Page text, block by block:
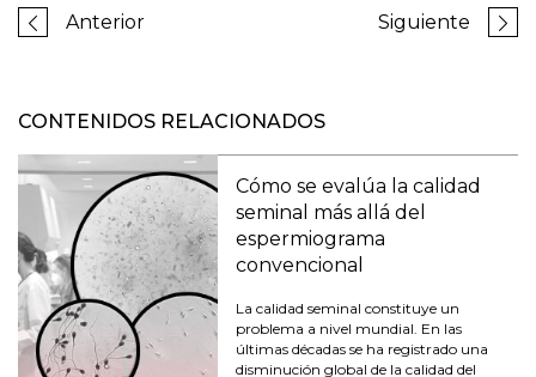
Anterior Siguiente
CONTENIDOS RELACIONADOS
Cómo se evalúa la calidad
seminal más allá del
espermiograma
convencional
La calidad seminal constituye un
problema a nivel mundial. En las
últimas décadas se ha registrado una
disminución global de la calidad del